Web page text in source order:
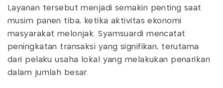
Layanan tersebut menjadi semakin penting saat
musim panen tiba, ketika aktivitas ekonomi
masyarakat melonjak. Syamsuardi mencatat
peningkatan transaksi yang signifikan, terutama
dari pelaku usaha lokal yang melakukan penarikan
dalam jumlah besar.